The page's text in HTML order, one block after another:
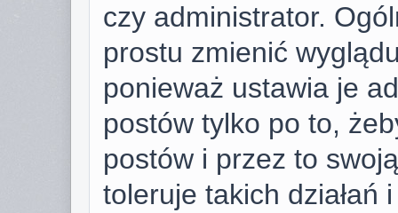
czy administrator.
prostu zmienić
ponieważ ustawia je
postów tylko po to,
postów i przez to
toleruje takich działań